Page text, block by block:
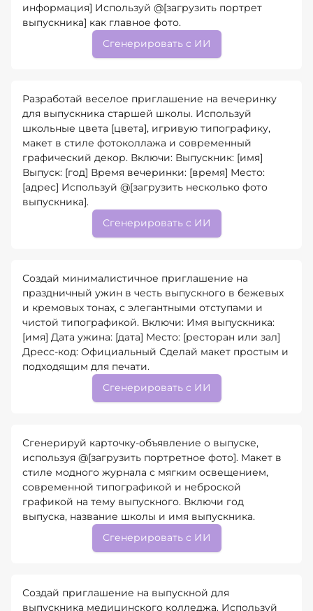
информация] Используй @[загрузить портрет
выпускника] как главное фото.
Сгенерировать с ИИ
Разработай веселое приглашение на вечеринку
для выпускника старшей школы. Используй
школьные цвета [цвета], игривую типографику,
макет в стиле фотоколлажа и современный
графический декор. Включи: Выпускник: [имя]
Выпуск: [год] Время вечеринки: [время] Место:
[адрес] Используй @[загрузить несколько фото
выпускника].
Сгенерировать с ИИ
Создай минималистичное приглашение на
праздничный ужин в честь выпускного в бежевых
и кремовых тонах, с элегантными отступами и
чистой типографикой. Включи: Имя выпускника:
[имя] Дата ужина: [дата] Место: [ресторан или зал]
Дресс-код: Официальный Сделай макет простым и
подходящим для печати.
Сгенерировать с ИИ
Сгенерируй карточку-объявление о выпуске,
используя @[загрузить портретное фото]. Макет в
стиле модного журнала с мягким освещением,
современной типографикой и неброской
графикой на тему выпускного. Включи год
выпуска, название школы и имя выпускника.
Сгенерировать с ИИ
Создай приглашение на выпускной для
выпускника медицинского колледжа. Используй